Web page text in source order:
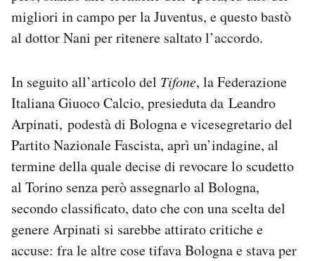
migliori in campo per la Juventus, e questo bastò
al dottor Nani per ritenere saltato l’accordo.
In seguito all’articolo del Tifone, la Federazione
Italiana Giuoco Calcio, presieduta da Leandro
Arpinati, podestà di Bologna e vicesegretario del
Partito Nazionale Fascista, aprì un’indagine, al
termine della quale decise di revocare lo scudetto
al Torino senza però assegnarlo al Bologna,
secondo classificato, dato che con una scelta del
genere Arpinati si sarebbe attirato critiche e
accuse: fra le altre cose tifava Bologna e stava per